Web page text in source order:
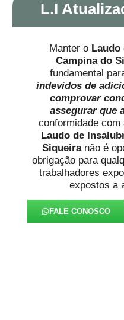
L.I
Manter o Laudo
Campina do
fundamental
indevidos de
comprovar
assegurar que
conformidade
Laudo de
Siqueiranão é
obrigação para
trabalhadores
expostos a
FALE CONOSCO